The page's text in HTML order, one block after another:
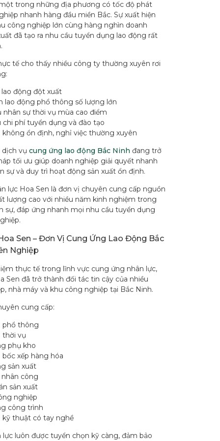
trong những địa phương có tốc độ phát
nhanh hàng đầu miền Bắc. Sự xuất hiện
công nghiệp lớn cùng hàng nghìn doanh
đã tạo ra nhu cầu tuyển dụng lao động rất
tế cho thấy nhiều công ty thường xuyên rơi
lao động đột xuất
lao động phổ thông số lượng lớn
nhân sự thời vụ mùa cao điểm
chi phí tuyển dụng và đào tạo
không ổn định, nghỉ việc thường xuyên
dịch vụ cung ứng lao động Bắc Ninh đang trở
tối ưu giúp doanh nghiệp giải quyết nhanh
sự và duy trì hoạt động sản xuất ổn định.
lực Hoa Sen là đơn vị chuyên cung cấp nguồn
lượng cao với nhiều năm kinh nghiệm trong
sự, đáp ứng nhanh mọi nhu cầu tuyển dụng
Sen – Đơn Vị Cung Ứng Lao Động Bắc
Nghiệp
thực tế trong lĩnh vực cung ứng nhân lực,
Sen đã trở thành đối tác tin cậy của nhiều
nhà máy và khu công nghiệp tại Bắc Ninh.
cung cấp:
phổ thông
thời vụ
phụ kho
xếp hàng hóa
sản xuất
công
sản xuất
nghiệp
công trình
kỹ thuật có tay nghề
luôn được tuyển chọn kỹ càng, đảm bảo